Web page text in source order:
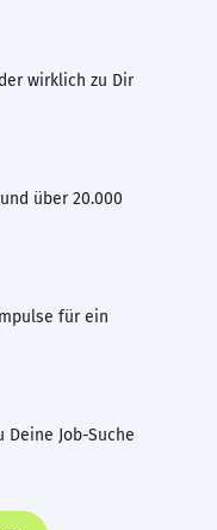
wirklich zu Dir
über 20.000
für ein
Job-Suche